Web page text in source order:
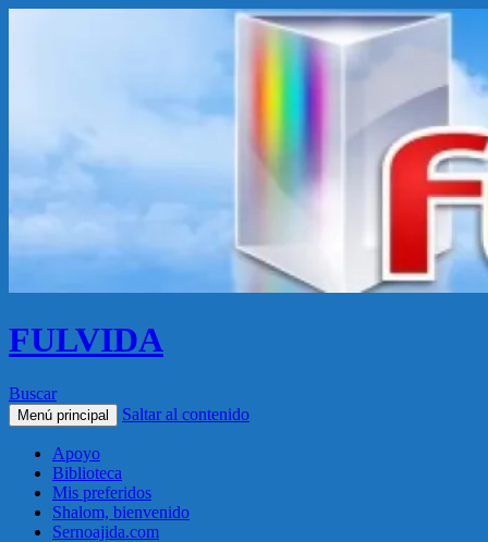
FULVIDA
Buscar
Menú principal Saltar al contenido
Apoyo
Biblioteca
Mis preferidos
Shalom, bienvenido
Sernoajida.com